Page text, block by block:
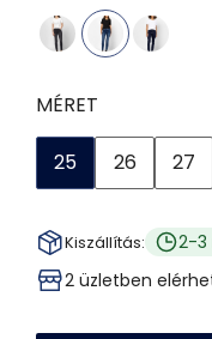
MÉRET
25 26 27
Kiszállítás:
2-3
2 üzletben